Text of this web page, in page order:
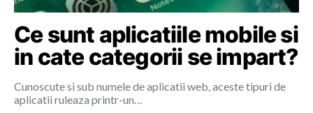
Ce sunt aplicatiile mobile si
in cate categorii se impart?
Cunoscute si sub numele de aplicatii web, aceste tipuri de
aplicatii ruleaza printr-un…